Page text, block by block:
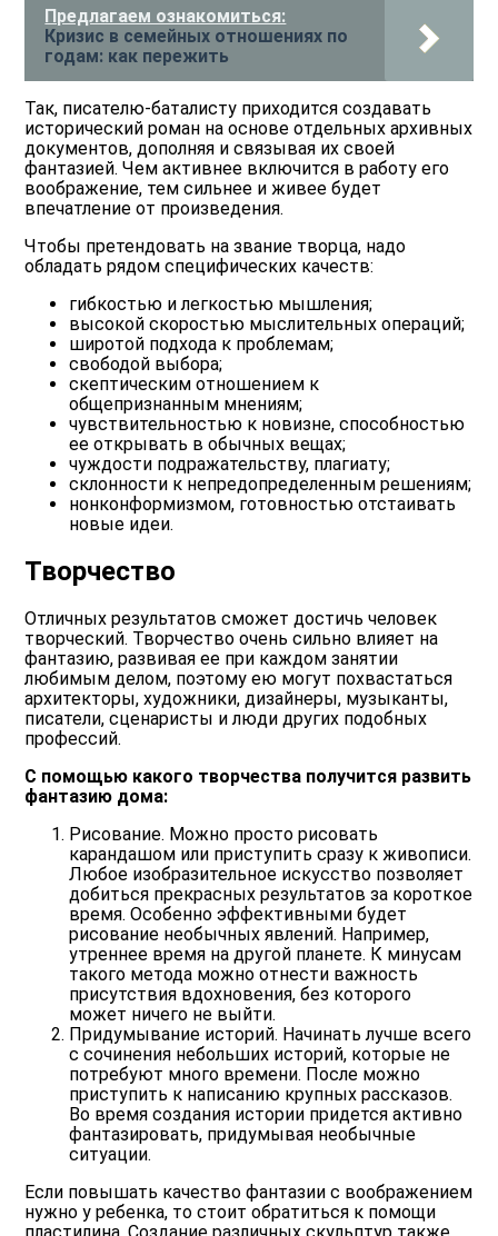
Предлагаем ознакомиться:
Кризис в семейных отношениях по
годам: как пережить
Так, писателю-баталисту приходится создавать
исторический роман на основе отдельных архивных
документов, дополняя и связывая их своей
фантазией. Чем активнее включится в работу его
воображение, тем сильнее и живее будет
впечатление от произведения.
Чтобы претендовать на звание творца, надо
обладать рядом специфических качеств:
гибкостью и легкостью мышления;
высокой скоростью мыслительных операций;
широтой подхода к проблемам;
свободой выбора;
скептическим отношением к
общепризнанным мнениям;
чувствительностью к новизне, способностью
ее открывать в обычных вещах;
чуждости подражательству, плагиату;
склонности к непредопределенным решениям;
нонконформизмом, готовностью отстаивать
новые идеи.
Творчество
Отличных результатов сможет достичь человек
творческий. Творчество очень сильно влияет на
фантазию, развивая ее при каждом занятии
любимым делом, поэтому ею могут похвастаться
архитекторы, художники, дизайнеры, музыканты,
писатели, сценаристы и люди других подобных
профессий.
С помощью какого творчества получится развить
фантазию дома:
Рисование. Можно просто рисовать
карандашом или приступить сразу к живописи.
Любое изобразительное искусство позволяет
добиться прекрасных результатов за короткое
время. Особенно эффективными будет
рисование необычных явлений. Например,
утреннее время на другой планете. К минусам
такого метода можно отнести важность
присутствия вдохновения, без которого
может ничего не выйти.
Придумывание историй. Начинать лучше всего
с сочинения небольших историй, которые не
потребуют много времени. После можно
приступить к написанию крупных рассказов.
Во время создания истории придется активно
фантазировать, придумывая необычные
ситуации.
Если повышать качество фантазии с воображением
нужно у ребенка, то стоит обратиться к помощи